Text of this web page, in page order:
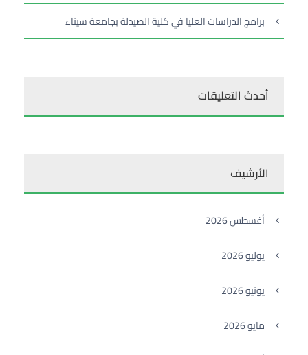
برامج الدراسات العليا في كلية الصيدلة بجامعة سيناء
أحدث التعليقات
الأرشيف
أغسطس 2026
يوليو 2026
يونيو 2026
مايو 2026